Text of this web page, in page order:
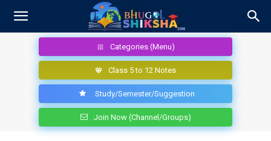
Categories (Menu)
Class 5 to 12 Notes
Study/Semester/Suggestion
Join Now (Channel/Groups)